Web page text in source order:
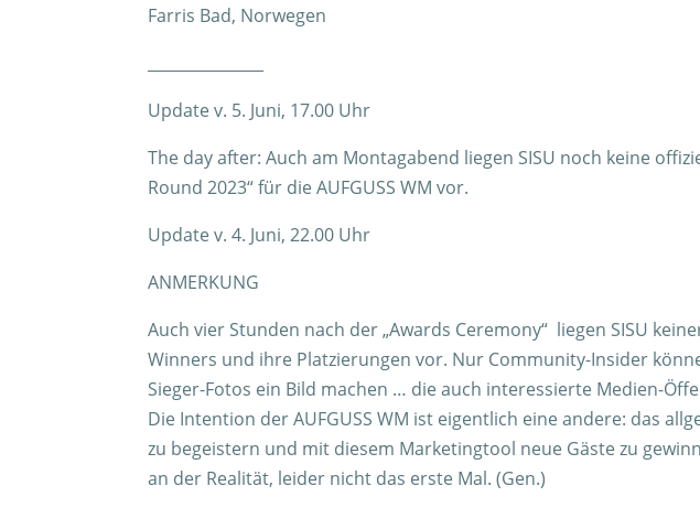
Farris Bad, Norwegen
Update v. 5. Juni, 17.00 Uhr
The day after: Auch am Montagabend liegen SISU noch keine
Round 2023“ für die AUFGUSS WM vor.
Update v. 4. Juni, 22.00 Uhr
ANMERKUNG
Auch vier Stunden nach der „Awards Ceremony“ liegen SISU
Winners und ihre Platzierungen vor. Nur Community-Insider
Sieger-Fotos ein Bild machen … die auch interessierte Medien-
Die Intention der AUFGUSS WM ist eigentlich eine andere: das
zu begeistern und mit diesem Marketingtool neue Gäste zu
an der Realität, leider nicht das erste Mal. (Gen.)